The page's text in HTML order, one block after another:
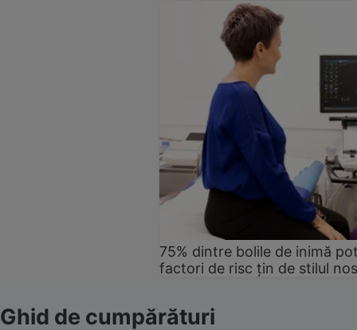
75% dintre bolile de inimă
factori de risc țin de stilul
Ghid de cumpărături